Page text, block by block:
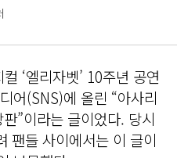
‘엘리자벳’ 10주년 공연
어(SNS)에 올린 “아사리
”이라는 글이었다. 당시
팬들 사이에서는 이 글이